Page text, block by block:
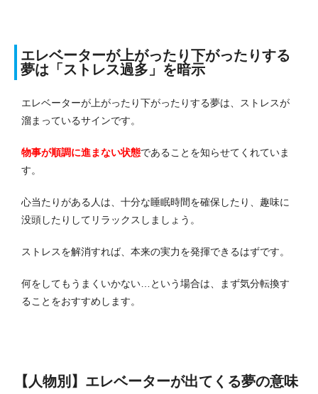
エレベーターが上がったり下がったりする
夢は「ストレス過多」を暗示
エレベーターが上がったり下がったりする夢は、ストレスが
溜まっているサインです。
物事が順調に進まない状態であることを知らせてくれていま
す。
心当たりがある人は、十分な睡眠時間を確保したり、趣味に
没頭したりしてリラックスしましょう。
ストレスを解消すれば、本来の実力を発揮できるはずです。
何をしてもうまくいかない…という場合は、まず気分転換す
ることをおすすめします。
【人物別】エレベーターが出てくる夢の意味